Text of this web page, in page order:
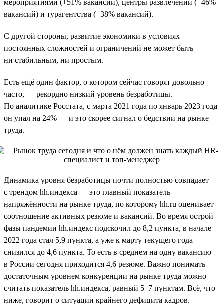
вакансий) и турагентства (+38% вакансий).
С другой стороны, развитие экономики в условиях
постоянных сложностей и ограничений не может быть
ни стабильным, ни простым.
Есть ещё один фактор, о котором сейчас говорят довольно
часто, — рекордно низкий уровень безработицы.
По аналитике Росстата, с марта 2021 года по январь 2023 года
он упал на 24% — и это скорее сигнал о бедствии на рынке
труда.
Динамика уровня безработицы почти полностью совпадает
с трендом hh.индекса — это главный показатель
напряжённости на рынке труда, по которому hh.ru оценивает
соотношение активных резюме и вакансий. Во время острой
фазы пандемии hh.индекс подскочил до 8,2 пункта, в начале
2022 года стал 5,9 пункта, а уже к марту текущего года
снизился до 4,6 пункта. То есть в среднем на одну вакансию
в России сегодня приходится 4,6 резюме. Важно понимать —
достаточным уровнем конкуренции на рынке труда можно
считать показатель hh.индекса, равный 5–7 пунктам. Всё, что
ниже, говорит о ситуации крайнего дефицита кадров.